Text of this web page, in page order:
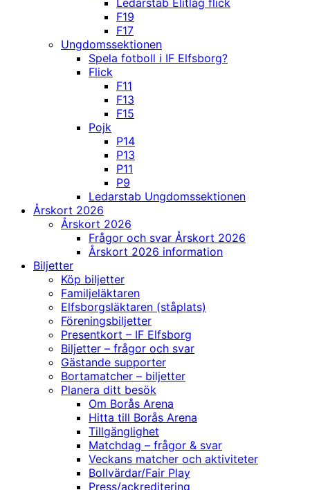
Ledarstab Elitlag flick
F19
F17
Ungdomssektionen
Spela fotboll i IF Elfsborg?
Flick
F11
F13
F15
Pojk
P14
P13
P11
P9
Ledarstab Ungdomssektionen
Årskort 2026
Årskort 2026
Frågor och svar Årskort 2026
Årskort 2026 information
Biljetter
Köp biljetter
Familjeläktaren
Elfsborgsläktaren (ståplats)
Föreningsbiljetter
Presentkort – IF Elfsborg
Biljetter – frågor och svar
Gästande supporter
Bortamatcher – biljetter
Planera ditt besök
Om Borås Arena
Hitta till Borås Arena
Tillgänglighet
Matchdag – frågor & svar
Veckans matcher och aktiviteter
Bollvärdar/Fair Play
Press/ackreditering